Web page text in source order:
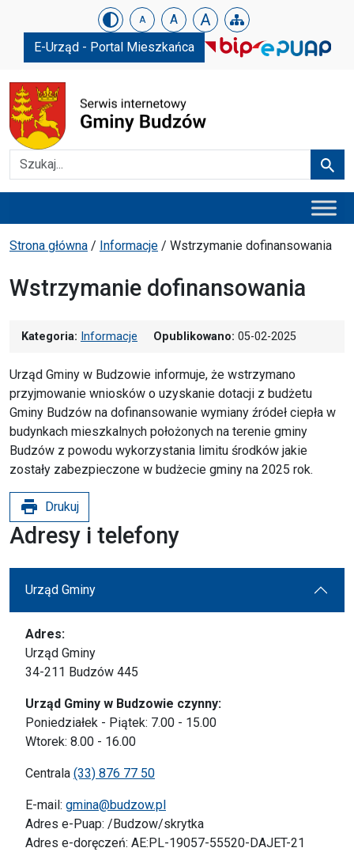
Urząd Gminy w Budzowie
Skip menu A A A
E-Urząd - Portal Mieszkańca
Szukaj
Ścieżka powrotu
Strona główna / Informacje / Wstrzymanie dofinansowania
Wstrzymanie dofinansowania
Kategoria: Informacje Opublikowano: 05-02-2025
Urząd Gminy w Budzowie informuje, że wstrzymano
przyjmowanie wniosków o uzyskanie dotacji z budżetu
Gminy Budzów na dofinansowanie wymiany źródeł ciepła w
budynkach mieszkalnych położonych na terenie gminy
Budzów z powodu wykorzystania limitu środków jakie
zostały zabezpieczone w budżecie gminy na 2025 rok.
print Drukuj
Adresy i telefony
Urząd Gminy
Adres:
Urząd Gminy
34-211 Budzów 445
Urząd Gminy w Budzowie czynny:
Poniedziałek - Piątek: 7.00 - 15.00
Wtorek: 8.00 - 16.00
Centrala (33) 876 77 50
E-mail: gmina@budzow.pl
Adres e-Puap: /Budzow/skrytka
Adres e-doręczeń: AE:PL-19057-55520-DAJET-21